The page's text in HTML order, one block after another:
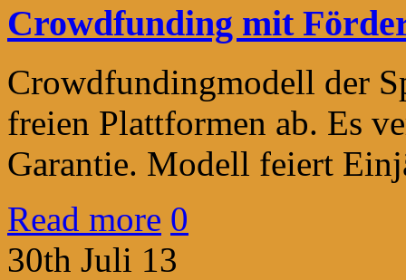
Crowdfunding mit
Crowdfundingmodell der
freien Plattformen ab. Es
Garantie. Modell feiert
Read more 0
30th Juli 13